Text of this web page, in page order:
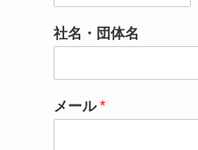
社名・団体名
メール*